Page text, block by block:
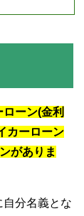
ーン(金利
カーローン
がありま
分名義とな